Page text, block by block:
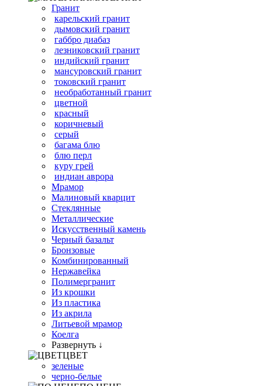
Гранит
карельский гранит
дымовский гранит
габбро диабаз
лезниковский гранит
индийский гранит
мансуровский гранит
токовский гранит
необработанный гранит
цветной
красный
коричневый
серый
багама блю
блю перл
куру грей
индиан аврора
Мрамор
Малиновый кварцит
Стеклянные
Металлические
Искусственный камень
Черный базальт
Бронзовые
Комбинированный
Нержавейка
Полимергранит
Из крошки
Из пластика
Из акрила
Литьевой мрамор
Коелга
Развернуть ↓
ЦВЕТ
зеленые
черно-белые